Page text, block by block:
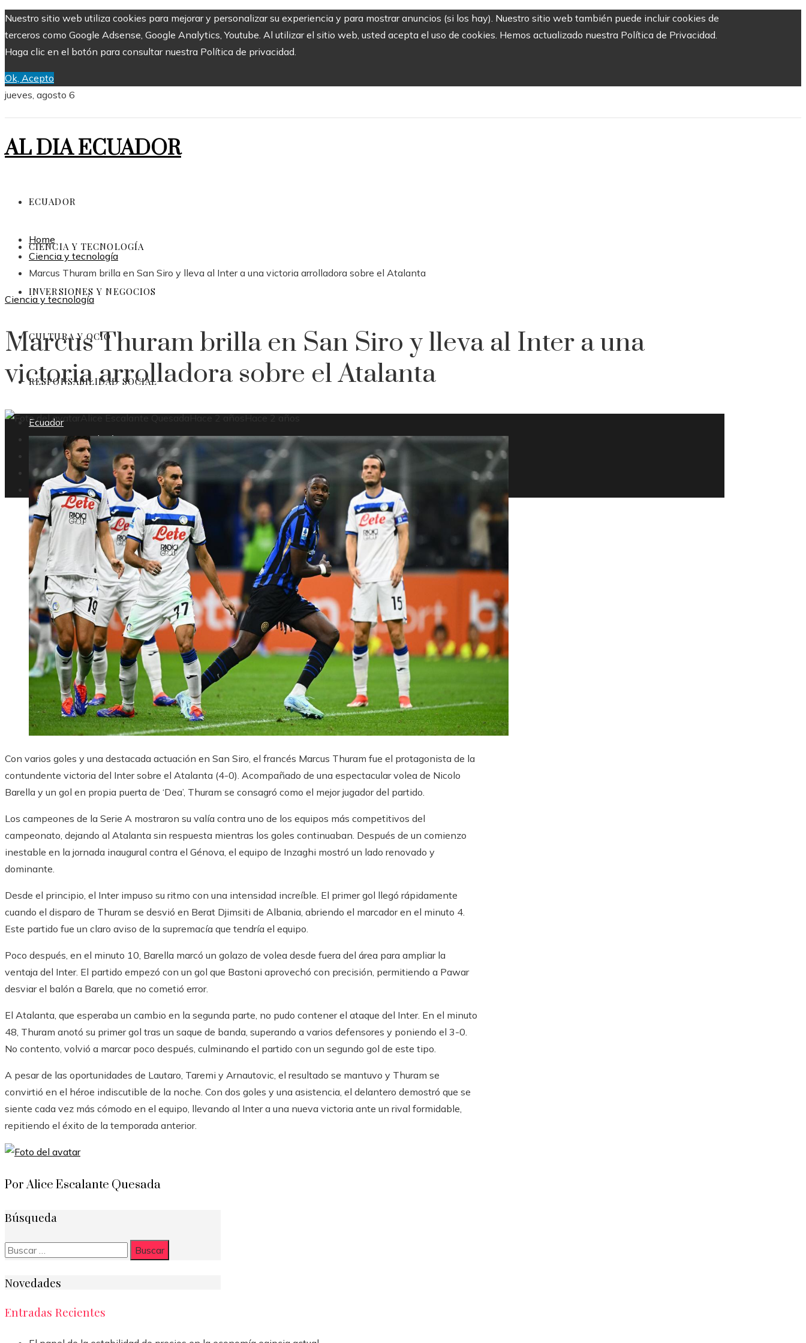
Nuestro sitio web utiliza cookies para mejorar y personalizar su experiencia y para mostrar anuncios (si los hay). Nuestro sitio web también puede incluir cookies de
terceros como Google Adsense, Google Analytics, Youtube. Al utilizar el sitio web, usted acepta el uso de cookies. Hemos actualizado nuestra Política de Privacidad.
Haga clic en el botón para consultar nuestra Política de privacidad.
Ok, Acepto
jueves, agosto 6
AL DIA ECUADOR
ECUADOR
CIENCIA Y TECNOLOGÍA
INVERSIONES Y NEGOCIOS
CULTURA Y OCIO
RESPONSABILIDAD SOCIAL
Ecuador
Ciencia y tecnología
Inversiones y negocios
Cultura y ocio
Responsabilidad social
Home
Ciencia y tecnología
Marcus Thuram brilla en San Siro y lleva al Inter a una victoria arrolladora sobre el Atalanta
Ciencia y tecnología
Marcus Thuram brilla en San Siro y lleva al Inter a una
victoria arrolladora sobre el Atalanta
Alice Escalante Quesada Hace 2 años Hace 2 años
Con varios goles y una destacada actuación en San Siro, el francés Marcus Thuram fue el protagonista de la
contundente victoria del Inter sobre el Atalanta (4-0). Acompañado de una espectacular volea de Nicolo
Barella y un gol en propia puerta de ‘Dea’, Thuram se consagró como el mejor jugador del partido.
Los campeones de la Serie A mostraron su valía contra uno de los equipos más competitivos del
campeonato, dejando al Atalanta sin respuesta mientras los goles continuaban. Después de un comienzo
inestable en la jornada inaugural contra el Génova, el equipo de Inzaghi mostró un lado renovado y
dominante.
Desde el principio, el Inter impuso su ritmo con una intensidad increíble. El primer gol llegó rápidamente
cuando el disparo de Thuram se desvió en Berat Djimsiti de Albania, abriendo el marcador en el minuto 4.
Este partido fue un claro aviso de la supremacía que tendría el equipo.
Poco después, en el minuto 10, Barella marcó un golazo de volea desde fuera del área para ampliar la
ventaja del Inter. El partido empezó con un gol que Bastoni aprovechó con precisión, permitiendo a Pawar
desviar el balón a Barela, que no cometió error.
El Atalanta, que esperaba un cambio en la segunda parte, no pudo contener el ataque del Inter. En el minuto
48, Thuram anotó su primer gol tras un saque de banda, superando a varios defensores y poniendo el 3-0.
No contento, volvió a marcar poco después, culminando el partido con un segundo gol de este tipo.
A pesar de las oportunidades de Lautaro, Taremi y Arnautovic, el resultado se mantuvo y Thuram se
convirtió en el héroe indiscutible de la noche. Con dos goles y una asistencia, el delantero demostró que se
siente cada vez más cómodo en el equipo, llevando al Inter a una nueva victoria ante un rival formidable,
repitiendo el éxito de la temporada anterior.
Por Alice Escalante Quesada
Búsqueda
Buscar:
Novedades
Entradas Recientes